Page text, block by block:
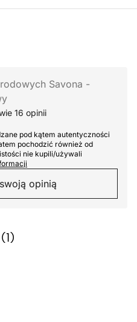
Savona -
16 opinii
pod kątem autentyczności
pochodzić również od
nie kupili/używali
opinią